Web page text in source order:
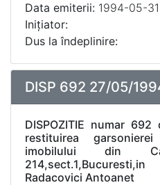
Data emiterii: 1994-05-31
Inițiator:
Dus la îndeplinire:
DISP 692 27/05/
DISPOZITIE numar
restituirea
imobilului din
Radacovici Antoanet